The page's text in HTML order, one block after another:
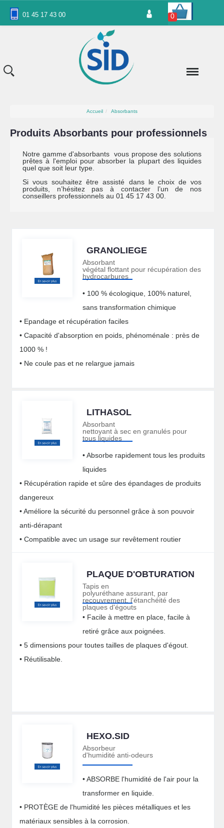
01 45 17 43 00 0
Accueil Absorbants
Produits Absorbants pour professionnels
Notre gamme d'absorbants vous propose des solutions
prêtes à l'emploi pour absorber la plupart des liquides
quel que soit leur type.
Si vous souhaitez être assisté dans le choix de vos
produits, n’hésitez pas à contacter l’un de nos
conseillers professionnels au 01 45 17 43 00.
GRANOLIEGE
Absorbant
végétal flottant pour récupération des
hydrocarbures
• 100 % écologique, 100% naturel,
sans transformation chimique
• Epandage et récupération faciles
• Capacité d'absorption en poids, phénoménale : près de
1000 % !
• Ne coule pas et ne relargue jamais
LITHASOL
Absorbant
nettoyant à sec en granulés pour
tous liquides
• Absorbe rapidement tous les produits
liquides
• Récupération rapide et sûre des épandages de produits
dangereux
• Améliore la sécurité du personnel grâce à son pouvoir
anti-dérapant
• Compatible avec un usage sur revêtement routier
PLAQUE D'OBTURATION
Tapis en
polyuréthane assurant, par
recouvrement, l'étanchéité des
plaques d'égouts
• Facile à mettre en place, facile à
retiré grâce aux poignées.
• 5 dimensions pour toutes tailles de plaques d'égout.
• Réutilisable.
HEXO.SID
Absorbeur
d'humidité anti-odeurs
• ABSORBE l'humidité de l'air pour la
transformer en liquide.
• PROTÈGE de l'humidité les pièces métalliques et les
matériaux sensibles à la corrosion.